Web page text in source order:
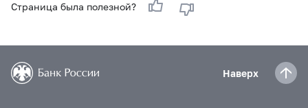
Страница была полезной?
Наверх